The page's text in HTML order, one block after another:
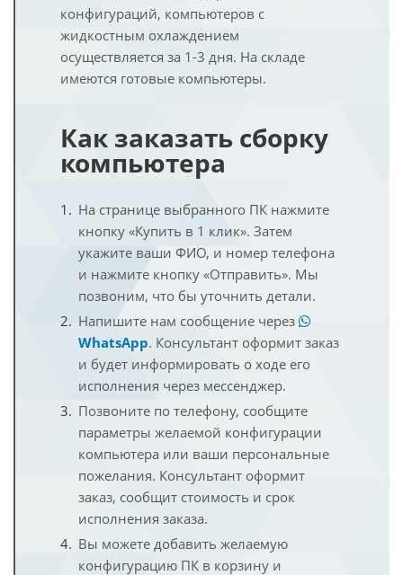
конфигураций, компьютеров с
жидкостным охлаждением
осуществляется за 1-3 дня. На складе
имеются готовые компьютеры.
Как заказать сборку
компьютера
На странице выбранного ПК нажмите
кнопку «Купить в 1 клик». Затем
укажите ваши ФИО, и номер телефона
и нажмите кнопку «Отправить». Мы
позвоним, что бы уточнить детали.
Напишите нам сообщение через
WhatsApp. Консультант оформит заказ
и будет информировать о ходе его
исполнения через мессенджер.
Позвоните по телефону, сообщите
параметры желаемой конфигурации
компьютера или ваши персональные
пожелания. Консультант оформит
заказ, сообщит стоимость и срок
исполнения заказа.
Вы можете добавить желаемую
конфигурацию ПК в корзину и